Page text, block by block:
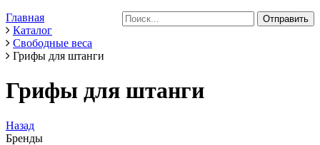
Главная
Каталог
Свободные веса
Грифы для штанги
Грифы для штанги
Назад
Бренды